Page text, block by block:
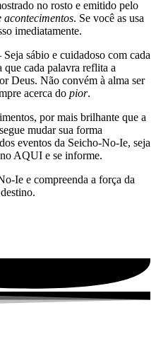
no rosto e emitido pelo
acontecimentos. Se você as usa
imediatamente.
Seja sábio e cuidadoso com cada
cada palavra reflita a
Deus. Não convém à alma ser
acerca do pior.
por mais brilhante que a
mudar sua forma
eventos da Seicho-No-Ie, seja
AQUI e se informe.
Ie e compreenda a força da